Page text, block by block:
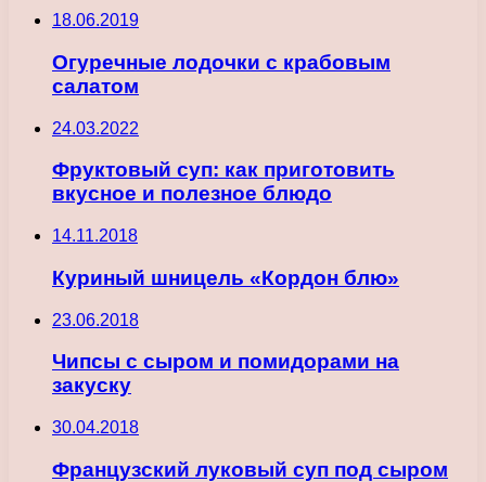
18.06.2019
Огуречные лодочки с крабовым
салатом
24.03.2022
Фруктовый суп: как приготовить
вкусное и полезное блюдо
14.11.2018
Куриный шницель «Кордон блю»
23.06.2018
Чипсы с сыром и помидорами на
закуску
30.04.2018
Французский луковый суп под сыром